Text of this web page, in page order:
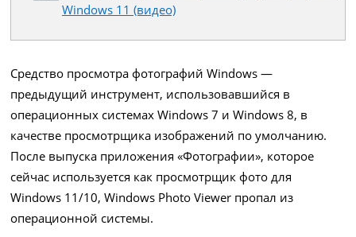
Windows 11 (видео)
Средство просмотра фотографий Windows —
предыдущий инструмент, использовавшийся в
операционных системах Windows 7 и Windows 8, в
качестве просмотрщика изображений по умолчанию.
После выпуска приложения «Фотографии», которое
сейчас используется как просмотрщик фото для
Windows 11/10, Windows Photo Viewer пропал из
операционной системы.